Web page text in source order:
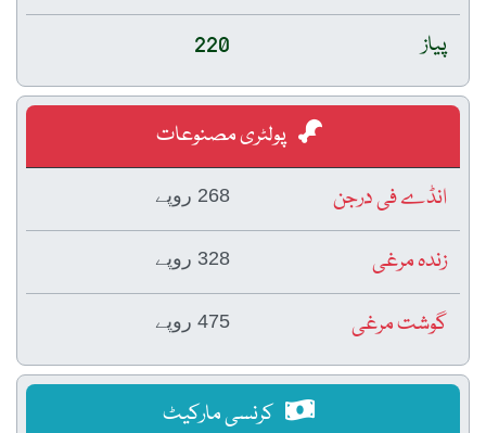
پیاز
220
پولٹری مصنوعات
انڈے فی درجن
268 روپے
زندہ مرغی 328 روپے
گوشت مرغی 475 روپے
کرنسی مارکیٹ